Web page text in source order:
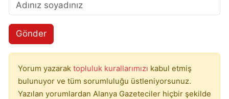
Gönder
Yorum yazarak topluluk kurallarımızı kabul etmiş
bulunuyor ve tüm sorumluluğu üstleniyorsunuz.
Yazılan yorumlardan Alanya Gazeteciler hiçbir şekilde